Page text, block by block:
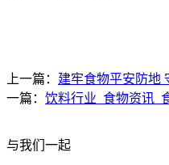
上一篇： 建牢食物平安防
一篇： 饮料行业_食物资讯_
与我们一起